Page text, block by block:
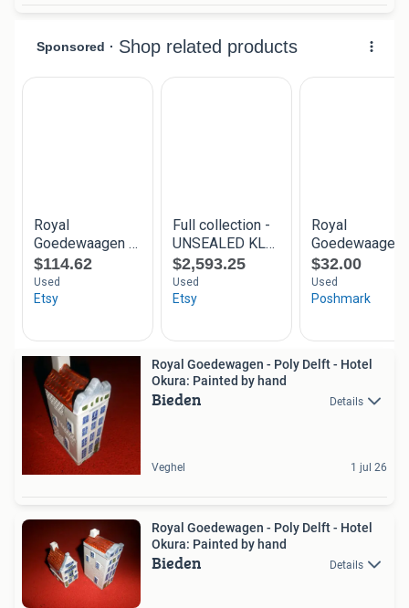
Royal Goedewagen - Poly Delft - Hotel
Okura: Painted by hand
Bieden Details
Veghel 1 jul 26
Royal Goedewagen - Poly Delft - Hotel
Okura: Painted by hand
Bieden Details